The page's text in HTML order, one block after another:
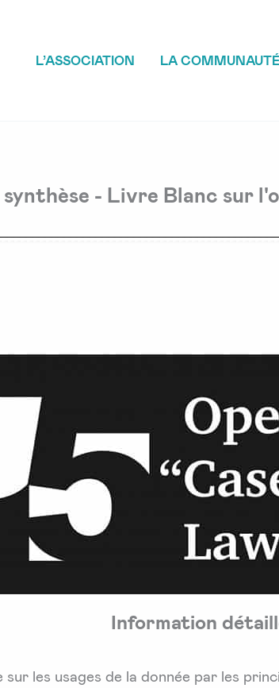
L’ASSOCIATION LA COMMUNAUTÉ
synthèse - Livre Blanc sur
Information
les usages de la donnée par les